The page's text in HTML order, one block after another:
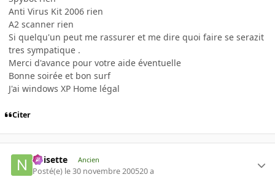
Anti Virus Kit 2006 rien
A2 scanner rien
Si quelqu'un peut me rassurer et me dire quoi faire se serazit
tres sympatique .
Merci d'avance pour votre aide éventuelle
Bonne soirée et bon surf
J'ai windows XP Home légal
Citer
noisette Ancien
Posté(e) le 30 novembre 200520 a